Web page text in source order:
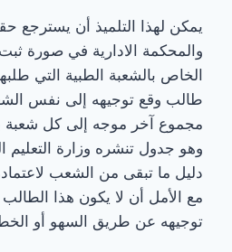
يمكن لهذا التلميذ أن يسترجع
الخاص بالشعبة الطبية التي
طالب وقع توجيهه إلى نفس
وهو جدول تنشره وزارة التعليم
دليل ما تبقى من الشعب
مع الأمل أن لا يكون هذا
توجيهه عن طريق السهو أو